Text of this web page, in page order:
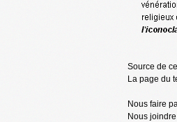
Source de
La page du
Nous faire
Nous